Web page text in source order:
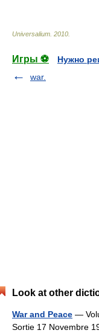
Universalium 2010
Игры ⚽
Нужно
war.
Look at other
War and Peace —
Sortie 17 Novembre